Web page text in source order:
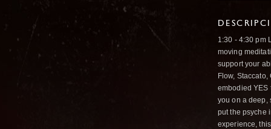
1:30 - 4:30 pm
moving
support your
Flow,
embodied YES
you on a deep,
put the psyche
experience,